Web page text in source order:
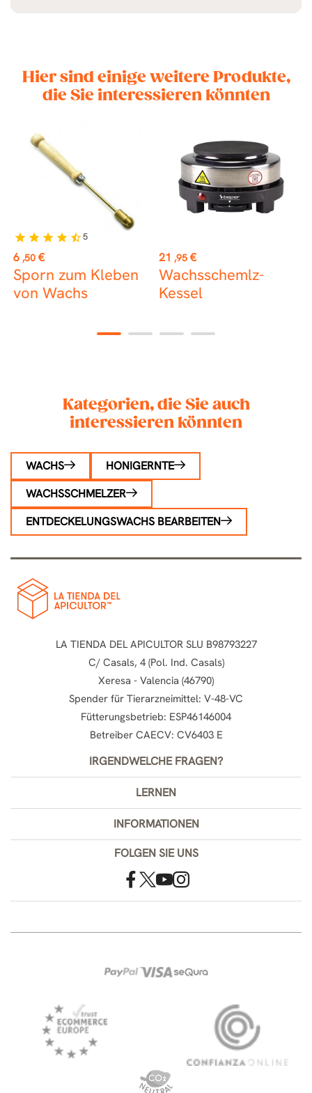
Hier sind einige weitere Produkte,
die Sie interessieren könnten
Preis
6 ,50 €
Sporn zum Kleben
von Wachs
star star star star star_half5
Preis
21 ,95 €
Wachsschemlz-
Kessel
1 2 3 4
Kategorien, die Sie auch
interessieren könnten
WACHS
HONIGERNTE
WACHSSCHMELZER
ENTDECKELUNGSWACHS BEARBEITEN
LA TIENDA DEL APICULTOR SLU B98793227
C/ Casals, 4 (Pol. Ind. Casals)
Xeresa - Valencia (46790)
Spender für Tierarzneimittel: V-48-VC
Fütterungsbetrieb: ESP46146004
Betreiber CAECV: CV6403 E
IRGENDWELCHE FRAGEN?
LERNEN
INFORMATIONEN
FOLGEN SIE UNS